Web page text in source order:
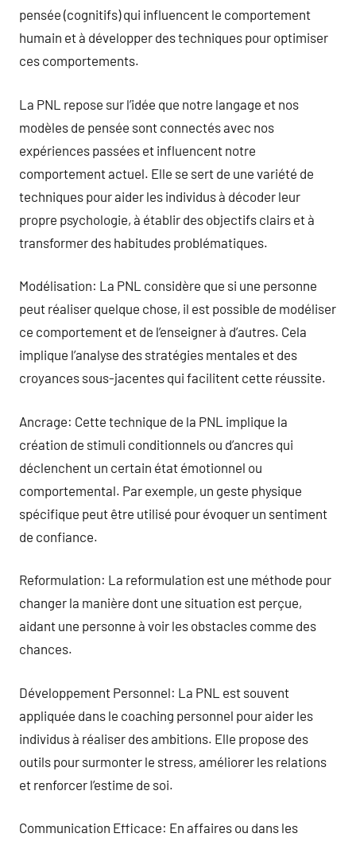
pensée (cognitifs) qui influencent le comportement
humain et à développer des techniques pour optimiser
ces comportements.
La PNL repose sur l’idée que notre langage et nos
modèles de pensée sont connectés avec nos
expériences passées et influencent notre
comportement actuel. Elle se sert de une variété de
techniques pour aider les individus à décoder leur
propre psychologie, à établir des objectifs clairs et à
transformer des habitudes problématiques.
Modélisation: La PNL considère que si une personne
peut réaliser quelque chose, il est possible de modéliser
ce comportement et de l’enseigner à d’autres. Cela
implique l’analyse des stratégies mentales et des
croyances sous-jacentes qui facilitent cette réussite.
Ancrage: Cette technique de la PNL implique la
création de stimuli conditionnels ou d’ancres qui
déclenchent un certain état émotionnel ou
comportemental. Par exemple, un geste physique
spécifique peut être utilisé pour évoquer un sentiment
de confiance.
Reformulation: La reformulation est une méthode pour
changer la manière dont une situation est perçue,
aidant une personne à voir les obstacles comme des
chances.
Développement Personnel: La PNL est souvent
appliquée dans le coaching personnel pour aider les
individus à réaliser des ambitions. Elle propose des
outils pour surmonter le stress, améliorer les relations
et renforcer l’estime de soi.
Communication Efficace: En affaires ou dans les